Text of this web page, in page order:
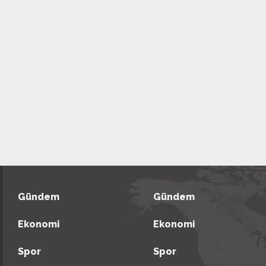
Gündem
Ekonomi
Spor
Gündem
Ekonomi
Spor